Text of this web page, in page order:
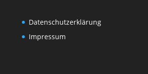
Datenschutzerklärung
Impressum